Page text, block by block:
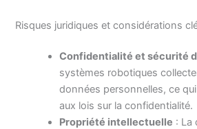
Risques juridiques et considérations
Confidentialité et sécurité
systèmes robotiques
données personnelles, ce
aux lois sur la confidentialité.
Propriété intellectuelle : La